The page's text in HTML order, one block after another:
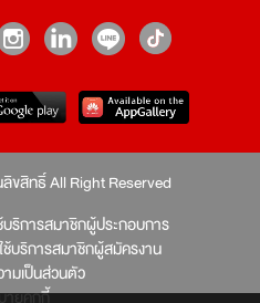
ขสิทธิ์ All Right Reserved
บริการสมาชิกผู้ประกอบการ
ช้บริการสมาชิกผู้สมัครงาน
มเป็นส่วนตัว